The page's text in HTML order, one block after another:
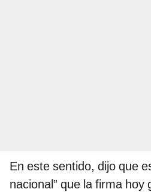
En este sentido, dijo que
nacional” que la firma hoy